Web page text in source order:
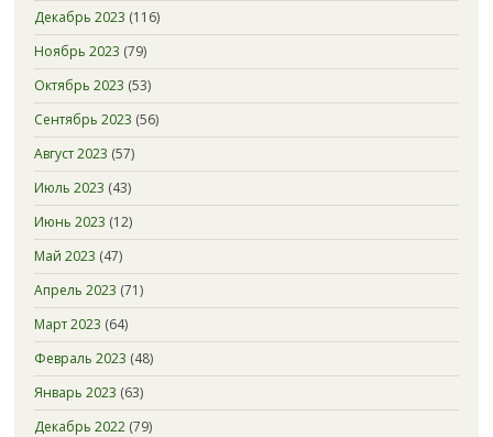
Декабрь 2023 (116)
Ноябрь 2023 (79)
Октябрь 2023 (53)
Сентябрь 2023 (56)
Август 2023 (57)
Июль 2023 (43)
Июнь 2023 (12)
Май 2023 (47)
Апрель 2023 (71)
Март 2023 (64)
Февраль 2023 (48)
Январь 2023 (63)
Декабрь 2022(79)